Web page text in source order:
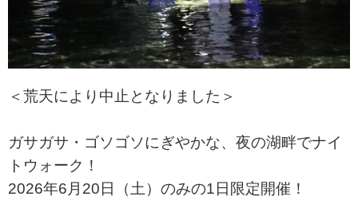
＜荒天により中止となりました＞
ガサガサ・ゴソゴソにぎやかな、夜の湖畔でナイ
トウォーク！
2026年6月20日（土）のみの1日限定開催！